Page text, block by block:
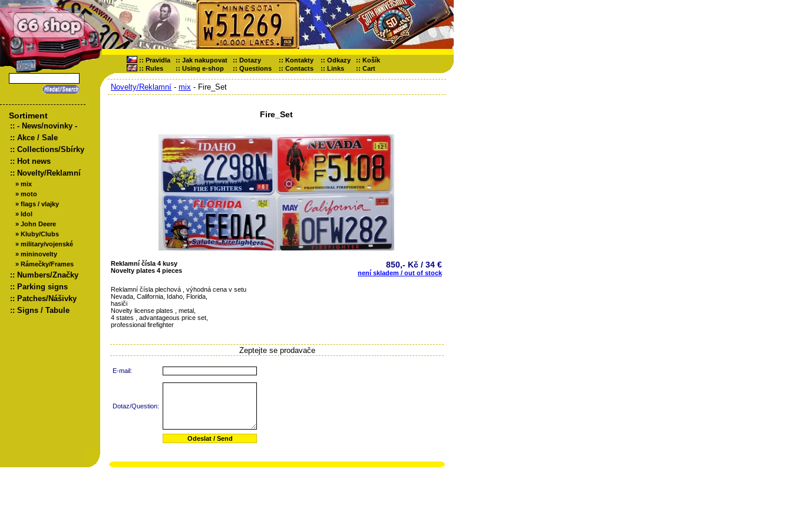
:: Pravidla :: Jak nakupovat :: Dotazy :: Kontakty :: Odkazy :: Košík
:: Rules :: Using e-shop :: Questions :: Contacts :: Links :: Cart
Sortiment
:: - News/novinky -
:: Akce / Sale
:: Collections/Sbírky
:: Hot news
:: Novelty/Reklamní
» mix
» moto
» flags / vlajky
» Idol
» John Deere
» Kluby/Clubs
» military/vojenské
» mininovelty
» Rámečky/Frames
:: Numbers/Značky
:: Parking signs
:: Patches/Nášivky
:: Signs / Tabule
Novelty/Reklamní - mix - Fire_Set
Fire_Set
Reklamní čísla 4 kusy
Novelty plates 4 pieces
850,- Kč / 34 €
není skladem / out of stock
Reklamní čísla plechová , výhodná cena v setu
Nevada, California, Idaho, Florida,
hasiči
Novelty license plates , metal,
4 states , advantageous price set,
professional firefighter
Zeptejte se prodavače
E-mail:
Dotaz/Question: